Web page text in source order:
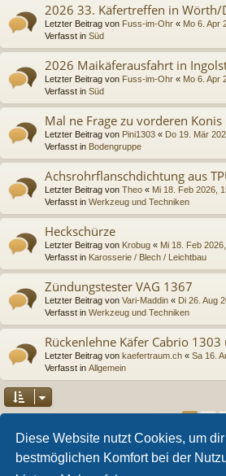
Diese Website nutzt Cookies, um
bestmöglichen Komfort bei der
2026 33. Käfertreffen in
Letzter Beitrag von Fuss-im-Ohr « Mo 6. Apr
Verfasst in Süd
2026 Maikäferausfahrt in
Letzter Beitrag von Fuss-im-Ohr « Mo 6. Apr
Verfasst in Süd
Mal ne Frage zu vorderen
Letzter Beitrag von Pini1303 « Do 19. Mär
Verfasst in Bodengruppe
Achsrohrflanschdichtung aus
Letzter Beitrag von Theo « Mi 18. Feb 2026,
Verfasst in Werkzeug und Techniken
Heckschürze
Letzter Beitrag von Krobug « Mi 18. Feb
Verfasst in Karosserie / Blech / Leichtbau
Zündungstester VAG 1367
Letzter Beitrag von Vari-Maddin « Di 26. Aug
Verfasst in Werkzeug und Techniken
Rückenlehne Käfer Cabrio
Letzter Beitrag von kaefertraum.ch « Sa 16.
Verfasst in Allgemein